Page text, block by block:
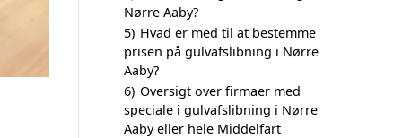
Nørre Aaby?
5) Hvad er med til at bestemme
prisen på gulvafslibning i Nørre
Aaby?
6) Oversigt over firmaer med
speciale i gulvafslibning i Nørre
Aaby eller hele Middelfart